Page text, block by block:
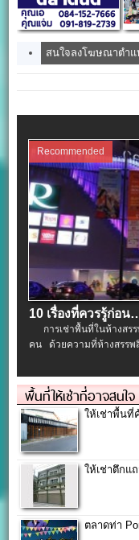
สนใจลงโฆษณาตำ
Recommended
10 เรื่องที่ควรรู้ก่อ
การเช่าพื้นที่ในห้างสรร
คน ด้วยความที่ห้างสรรพ
พื้นที่ให้เช่าที่อาจสนใจ
ให้เช่าพื้นที่
ให้เช่าตึกแ
ตลาดท่า